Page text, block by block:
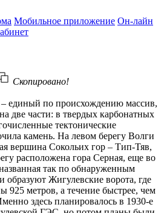
Мобильное приложение Он-лайн
Скопировано!
единый по происхождению массив,
две части: в твердых карбонатных
тектонические
камень. На левом берегу Волги
вершина Сокольих гор – Тип-Тяв,
расположена гора Серная, еще во
так по обнаруженным
образуют Жигулевские ворота, где
925 метров, а течение быстрее, чем
здесь планировалось в 1930-е